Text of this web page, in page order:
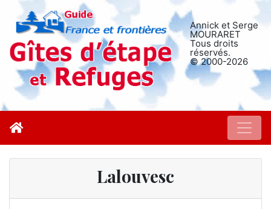
Annick et Serge
MOURARET
Tous droits
réservés.
© 2000-2026
Lalouvesc